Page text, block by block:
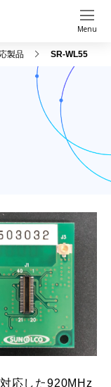
Menu
製品 SR-WL55
応した920MHz